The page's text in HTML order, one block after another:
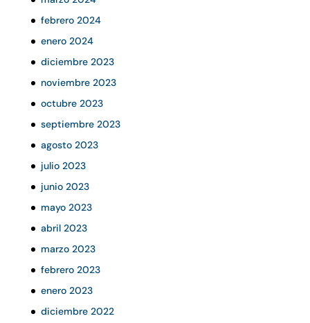
febrero 2024
enero 2024
diciembre 2023
noviembre 2023
octubre 2023
septiembre 2023
agosto 2023
julio 2023
junio 2023
mayo 2023
abril 2023
marzo 2023
febrero 2023
enero 2023
diciembre 2022